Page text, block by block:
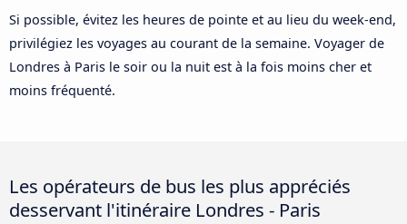
Si possible, évitez les heures de pointe et au lieu du week-end,
privilégiez les voyages au courant de la semaine. Voyager de
Londres à Paris le soir ou la nuit est à la fois moins cher et
moins fréquenté.
Les opérateurs de bus les plus appréciés
desservant l'itinéraire Londres - Paris